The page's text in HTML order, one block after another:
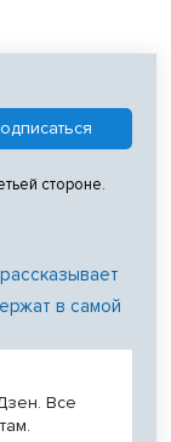
стороне.
в самой
Все